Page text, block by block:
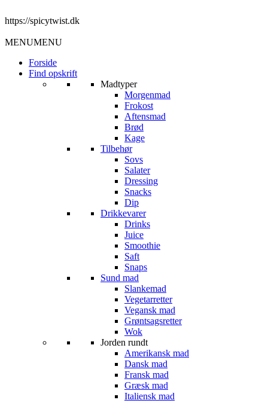
https://spicytwist.dk
MENUMENU
Forside
Find opskrift
Madtyper
Morgenmad
Frokost
Aftensmad
Brød
Kage
Tilbehør
Sovs
Salater
Dressing
Snacks
Dip
Drikkevarer
Drinks
Juice
Smoothie
Saft
Snaps
Sund mad
Slankemad
Vegetarretter
Vegansk mad
Grøntsagsretter
Wok
Jorden rundt
Amerikansk mad
Dansk mad
Fransk mad
Græsk mad
Italiensk mad